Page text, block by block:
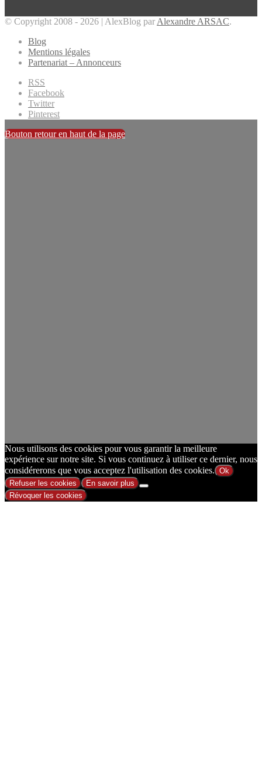
© Copyright 2008 - 2026 | AlexBlog par Alexandre ARSAC.
Blog
Mentions légales
Partenariat – Annonceurs
RSS
Facebook
Twitter
Pinterest
Bouton retour en haut de la page
Nous utilisons des cookies pour vous garantir la meilleure
expérience sur notre site. Si vous continuez à utiliser ce dernier, nous
considérerons que vous acceptez l'utilisation des cookies. Ok
Refuser les cookies
En savoir plus
Révoquer les cookies